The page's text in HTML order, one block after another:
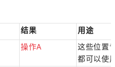
结果
用途
操作A
这些位置
都可以使